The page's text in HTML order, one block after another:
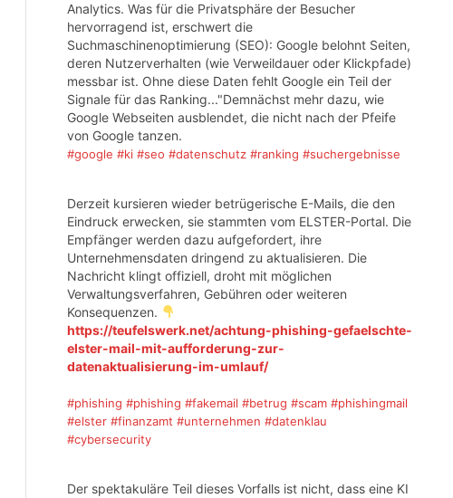
Analytics. Was für die Privatsphäre der Besucher
hervorragend ist, erschwert die
Suchmaschinenoptimierung (SEO): Google belohnt Seiten,
deren Nutzerverhalten (wie Verweildauer oder Klickpfade)
messbar ist. Ohne diese Daten fehlt Google ein Teil der
Signale für das Ranking..."Demnächst mehr dazu, wie
Google Webseiten ausblendet, die nicht nach der Pfeife
von Google tanzen.
#google #ki #seo #datenschutz #ranking #suchergebnisse
Derzeit kursieren wieder betrügerische E-Mails, die den
Eindruck erwecken, sie stammten vom ELSTER-Portal. Die
Empfänger werden dazu aufgefordert, ihre
Unternehmensdaten dringend zu aktualisieren. Die
Nachricht klingt offiziell, droht mit möglichen
Verwaltungsverfahren, Gebühren oder weiteren
Konsequenzen.
https://teufelswerk.net/achtung-phishing-gefaelschte-
elster-mail-mit-aufforderung-zur-
datenaktualisierung-im-umlauf/
#phishing #phishing #fakemail #betrug #scam #phishingmail
#elster #finanzamt #unternehmen #datenklau
#cybersecurity
Der spektakuläre Teil dieses Vorfalls ist nicht, dass eine KI